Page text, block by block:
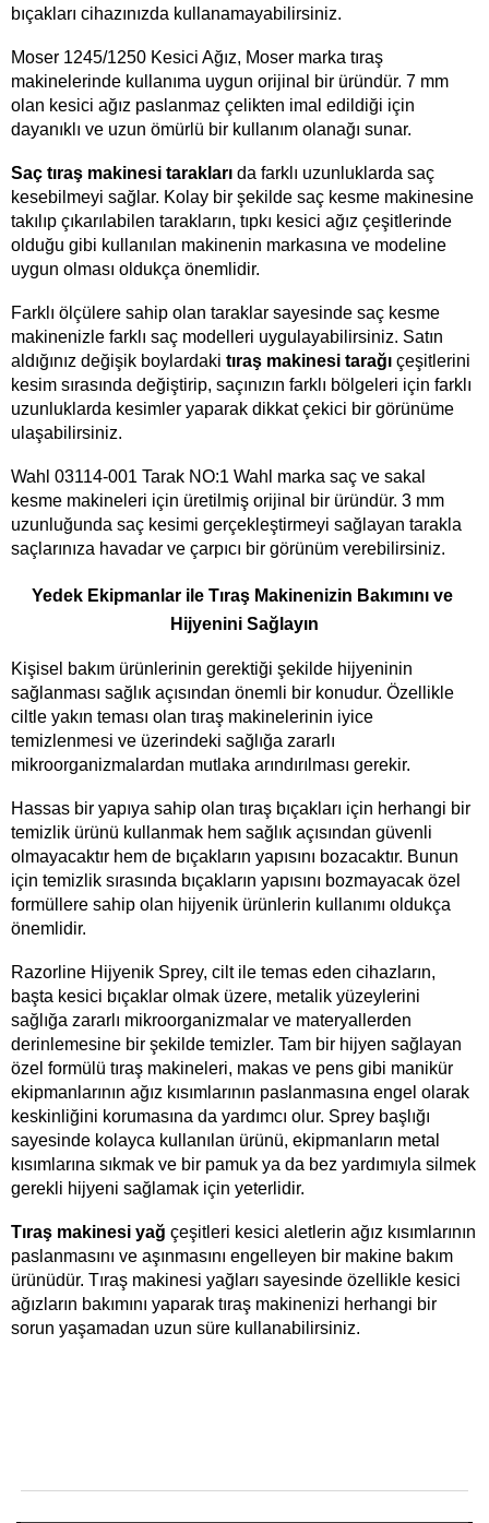
bıçakları cihazınızda kullanamayabilirsiniz.
Moser 1245/1250 Kesici Ağız, Moser marka tıraş
makinelerinde kullanıma uygun orijinal bir üründür. 7 mm
olan kesici ağız paslanmaz çelikten imal edildiği için
dayanıklı ve uzun ömürlü bir kullanım olanağı sunar.
Saç tıraş makinesi tarakları da farklı uzunluklarda saç
kesebilmeyi sağlar. Kolay bir şekilde saç kesme makinesine
takılıp çıkarılabilen tarakların, tıpkı kesici ağız çeşitlerinde
olduğu gibi kullanılan makinenin markasına ve modeline
uygun olması oldukça önemlidir.
Farklı ölçülere sahip olan taraklar sayesinde saç kesme
makinenizle farklı saç modelleri uygulayabilirsiniz. Satın
aldığınız değişik boylardaki tıraş makinesi tarağı çeşitlerini
kesim sırasında değiştirip, saçınızın farklı bölgeleri için farklı
uzunluklarda kesimler yaparak dikkat çekici bir görünüme
ulaşabilirsiniz.
Wahl 03114-001 Tarak NO:1 Wahl marka saç ve sakal
kesme makineleri için üretilmiş orijinal bir üründür. 3 mm
uzunluğunda saç kesimi gerçekleştirmeyi sağlayan tarakla
saçlarınıza havadar ve çarpıcı bir görünüm verebilirsiniz.
Yedek Ekipmanlar ile Tıraş Makinenizin Bakımını ve
Hijyenini Sağlayın
Kişisel bakım ürünlerinin gerektiği şekilde hijyeninin
sağlanması sağlık açısından önemli bir konudur. Özellikle
ciltle yakın teması olan tıraş makinelerinin iyice
temizlenmesi ve üzerindeki sağlığa zararlı
mikroorganizmalardan mutlaka arındırılması gerekir.
Hassas bir yapıya sahip olan tıraş bıçakları için herhangi bir
temizlik ürünü kullanmak hem sağlık açısından güvenli
olmayacaktır hem de bıçakların yapısını bozacaktır. Bunun
için temizlik sırasında bıçakların yapısını bozmayacak özel
formüllere sahip olan hijyenik ürünlerin kullanımı oldukça
önemlidir.
Razorline Hijyenik Sprey, cilt ile temas eden cihazların,
başta kesici bıçaklar olmak üzere, metalik yüzeylerini
sağlığa zararlı mikroorganizmalar ve materyallerden
derinlemesine bir şekilde temizler. Tam bir hijyen sağlayan
özel formülü tıraş makineleri, makas ve pens gibi manikür
ekipmanlarının ağız kısımlarının paslanmasına engel olarak
keskinliğini korumasına da yardımcı olur. Sprey başlığı
sayesinde kolayca kullanılan ürünü, ekipmanların metal
kısımlarına sıkmak ve bir pamuk ya da bez yardımıyla silmek
gerekli hijyeni sağlamak için yeterlidir.
Tıraş makinesi yağ çeşitleri kesici aletlerin ağız kısımlarının
paslanmasını ve aşınmasını engelleyen bir makine bakım
ürünüdür. Tıraş makinesi yağları sayesinde özellikle kesici
ağızların bakımını yaparak tıraş makinenizi herhangi bir
sorun yaşamadan uzun süre kullanabilirsiniz.